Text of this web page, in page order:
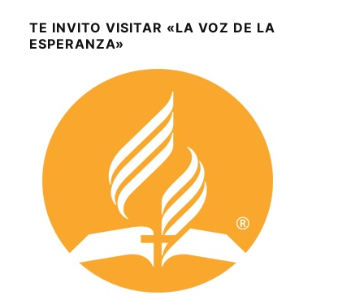
TE INVITO VISITAR «LA VOZ DE LA
ESPERANZA»